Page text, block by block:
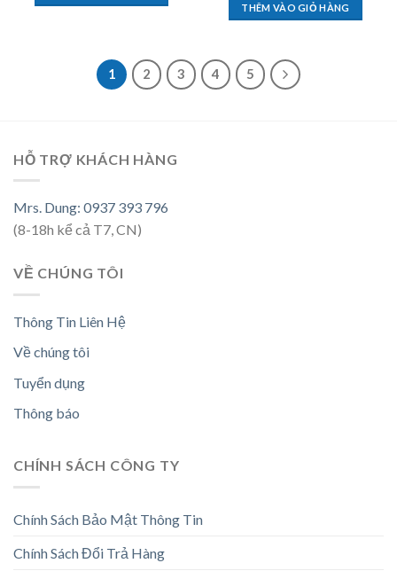
THÊM VÀO GIỎ HÀNG
1 2 3 4 5
HỖ TRỢ KHÁCH HÀNG
Mrs. Dung: 0937 393 796
(8-18h kể cả T7, CN)
VỀ CHÚNG TÔI
Thông Tin Liên Hệ
Về chúng tôi
Tuyển dụng
Thông báo
CHÍNH SÁCH CÔNG TY
Chính Sách Bảo Mật Thông Tin
Chính Sách Đổi Trả Hàng